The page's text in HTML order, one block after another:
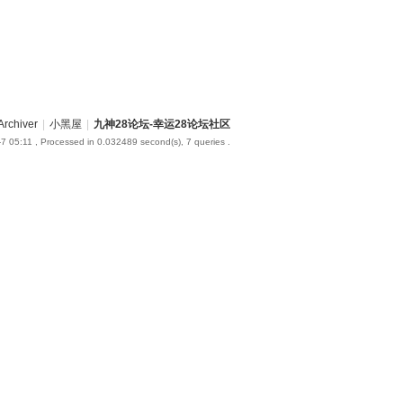
小黑屋 九神28论坛-幸运28论坛社区
05:11 , Processed in 0.032489 second(s), 7 queries .